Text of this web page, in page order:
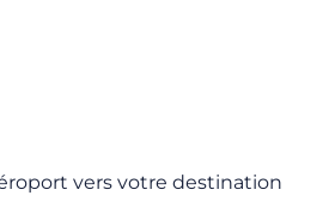
vers votre destination